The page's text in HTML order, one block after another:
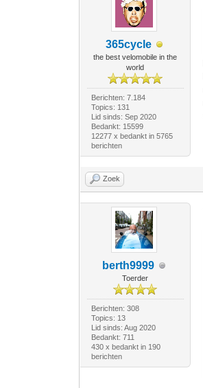
365cycle
the best velomobile in the
world
Berichten: 7.184
Topics: 131
Lid sinds: Sep 2020
Bedankt: 15599
12277 x bedankt in 5765
berichten
Zoek
berth9999
Toerder
Berichten: 308
Topics: 13
Lid sinds: Aug 2020
Bedankt: 711
430 x bedankt in 190
berichten